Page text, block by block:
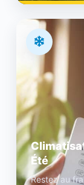
Été
Restez au